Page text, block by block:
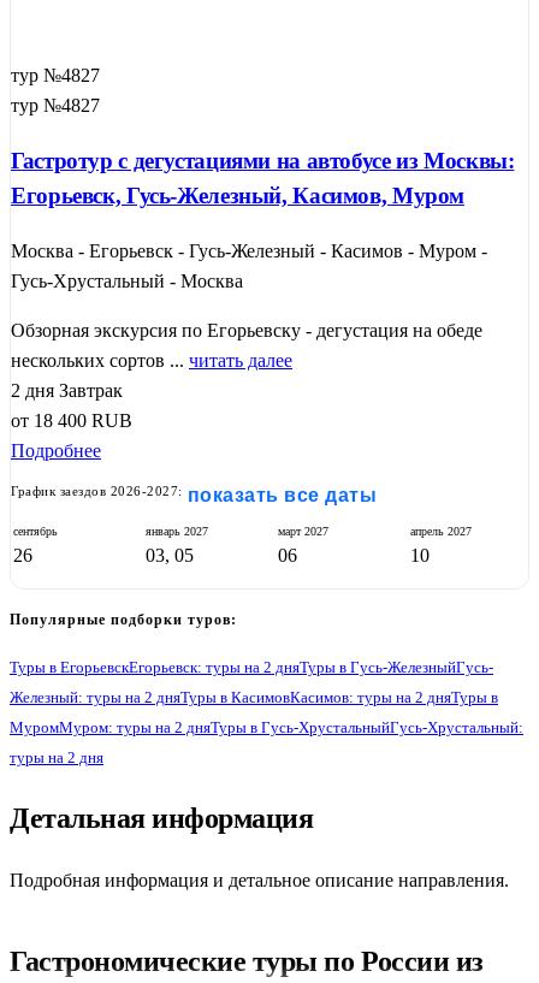
1
тур №4827
тур №4827
Гастротур с дегустациями на автобусе из Москвы:
Егорьевск, Гусь-Железный, Касимов, Муром
Москва - Егорьевск - Гусь-Железный - Касимов - Муром -
Гусь-Хрустальный - Москва
Обзорная экскурсия по Егорьевску - дегустация на обеде
нескольких сортов ... читать далее
2 дня Завтрак
от 18 400 RUB
Подробнее
График заездов 2026-2027: показать все даты
сентябрь
26
январь 2027
03, 05
март2027
06
апрель 2027
10
Популярные подборки туров:
Туры в ЕгорьевскЕгорьевск: туры на 2 дняТуры в Гусь-ЖелезныйГусь-
Железный: туры на 2 дняТуры в КасимовКасимов: туры на 2 дняТуры в
МуромМуром: туры на 2 дняТуры в Гусь-ХрустальныйГусь-Хрустальный:
туры на 2 дня
Детальная информация
Подробная информация и детальное описание направления.
Гастрономические туры по России из